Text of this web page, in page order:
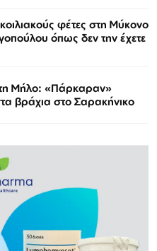
φέτες στη Μύκονο
όπως δεν την έχετε
Μήλο: «Πάρκαραν»
βράχια στο Σαρακήνικο